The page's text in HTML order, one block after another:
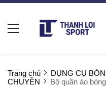
Trang chủ DỤNG CỤ
CHUYỀN
Bộ quần áo